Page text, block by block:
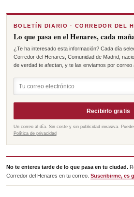
BOLETÍN DIARIO · CORREDOR DEL
Lo que pasa en el Henares, cada
¿Te ha interesado esta información? Cada día
Corredor del Henares, Comunidad de Madrid,
de verdad te afectan, y te las enviamos por correo
Recibirlo gratis
Un correo al día. Sin coste y sin publicidad invasiva.
Política de privacidad
No te enteres tarde de lo que pasa en tu ciudad.
Corredor del Henares en tu correo.Suscribirme, es